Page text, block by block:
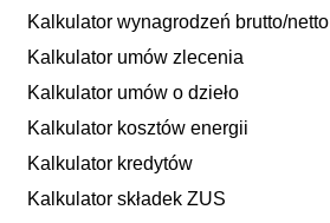
Kalkulator wynagrodzeń brutto/netto
Kalkulator umów zlecenia
Kalkulator umów o dzieło
Kalkulator kosztów energii
Kalkulator kredytów
Kalkulator składek ZUS